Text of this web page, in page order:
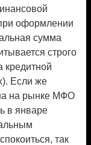
оформлении
сумма
строго
кредитной
Если же
на рынке МФО
в январе
так